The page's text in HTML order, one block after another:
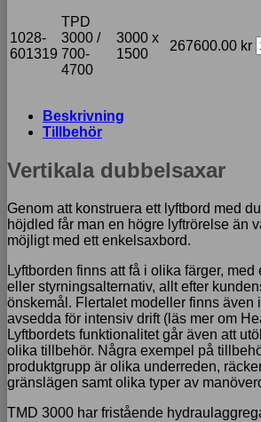
1028-
601319
TPD
3000 /
700-
4700
3000 x
1500
267600.00 kr
Beskrivning
Tillbehör
Vertikala dubbelsaxar
Genom att konstruera ett lyftbord med
höjdled får man en högre lyftrörelse än
möjligt med ett enkelsaxbord.
Lyftborden finns att få i olika färger,
eller styrningsalternativ, allt efter
önskemål. Flertalet modeller finns även
avsedda för intensiv drift (läs mer om
Lyftbordets funktionalitet går även att
olika tillbehör. Några exempel på
produktgrupp är olika underreden,
gränslägen samt olika typer av
TMD 3000 har fristående